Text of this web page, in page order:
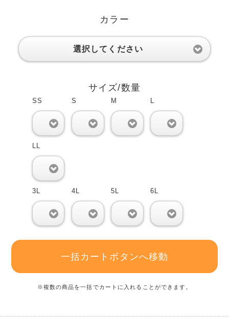
カラー
選択してください
サイズ/数量
SS S M L
LL
3L 4L 5L 6L
一括カートボタンへ移動
※複数の商品を一括でカートに入れることができます。